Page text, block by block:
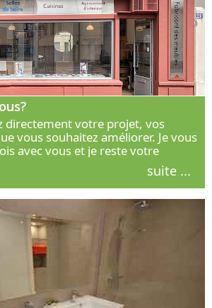
directement votre projet, vos
vous souhaitez améliorer. Je vous
avec vous et je reste votre
Découvrez ma façon de vous
suite ...